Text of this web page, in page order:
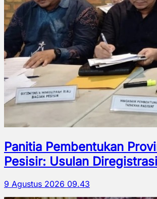
Panitia Pembentukan
Pesisir: Usulan
9 Agustus 2026 09.43